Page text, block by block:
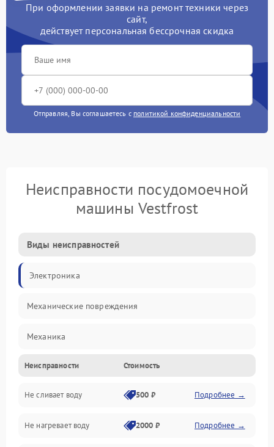
При оформлении заявки на ремонт техники через
сайт,
действует персональная бессрочная скидка
Отправляя, Вы соглашаетесь с политикой конфиденциальности
Неисправности посудомоечной
машины Vestfrost
Виды неисправностей
Электроника
Механические повреждения
Механика
Управление
Электропитание
Датчики
Неисправности Стоимость
Не сливает воду 500 ₽ Подробнее →
Не нагревает воду 2000 ₽ Подробнее →